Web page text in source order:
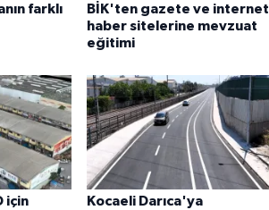
farklı
BİK'ten gazete ve internet
haber sitelerine mevzuat
eğitimi
için
Kocaeli Darıca'ya